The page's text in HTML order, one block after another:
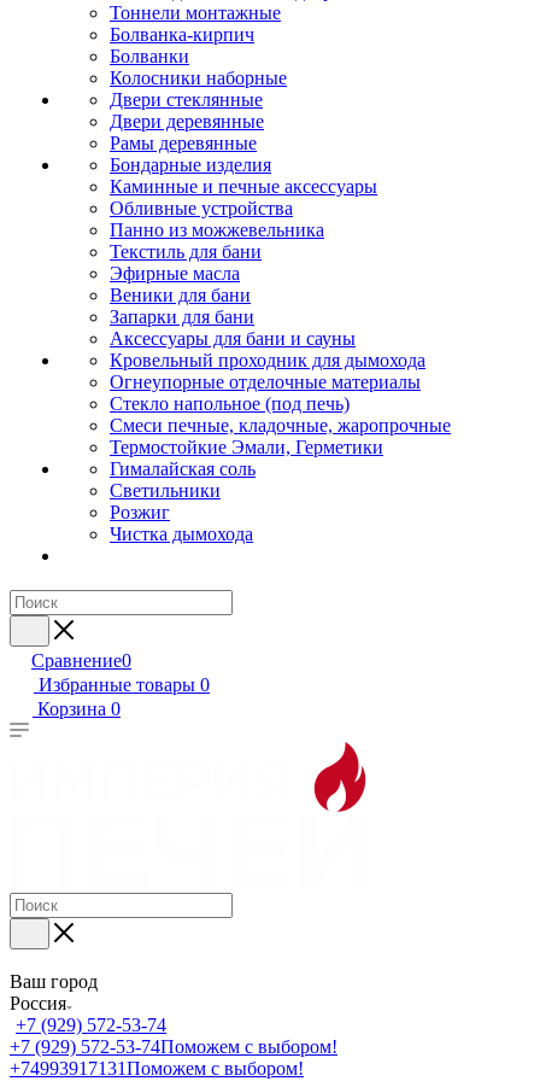
Тоннели монтажные
Болванка-кирпич
Болванки
Колосники наборные
Двери стеклянные
Двери деревянные
Рамы деревянные
Бондарные изделия
Каминные и печные аксессуары
Обливные устройства
Панно из можжевельника
Текстиль для бани
Эфирные масла
Веники для бани
Запарки для бани
Аксессуары для бани и сауны
Кровельный проходник для дымохода
Огнеупорные отделочные материалы
Стекло напольное (под печь)
Смеси печные, кладочные, жаропрочные
Термостойкие Эмали, Герметики
Гималайская соль
Светильники
Розжиг
Чистка дымохода
Сравнение0
Избранные товары 0
Корзина 0
Ваш город
Россия
+7 (929) 572-53-74
+7 (929) 572-53-74Поможем с выбором!
+74993917131Поможем с выбором!